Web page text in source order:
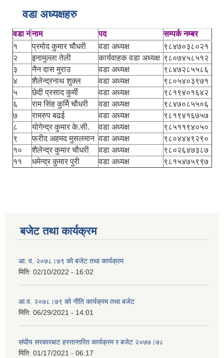
वडा अध्यक्षहरु
वडा नंनाम पद
सम्पर्क नम्बर
१
प्रमोद कुमार चौधरी वडा अध्यक्ष
९८४७०३८०२१
२
इनामुल्ला तेली कार्यवाहक वडा अध्यक्ष ९८०७४५८५१२
३
नैन दास मुराउ वडा अध्यक्ष
९८४७२८५५८६
४
शैलेन्द्रनाथ शुक्ल वडा अध्यक्ष
९८०५४०३९७१
५
छेदी प्रसाद कुर्मी वडा अध्यक्ष
९८१९४०१६४२
६
राम सिंह कुर्मि चौधरी वडा अध्यक्ष
९८४७०८५५०६
७
रामरुप बढई वडा अध्यक्ष
९८१९४१६७५७
८
योगेन्द्र कुमार के.सी. वडा अध्यक्ष
९८५११९४०५०
९
फरीद अहमद मुसलमान वडा अध्यक्ष
९८०४४४९२९०
१०
शैलेन्द्र कुमार चौधरी वडा अध्यक्ष
९८०२६४७३८७
११
धमेन्द्र कुमार पुरी वडा अध्यक्ष ९८१५४७५९९७
बजेट तथा कार्यक्रम
आ. व. २०७८।७९ को बजेट तथा कार्यक्रम
मिति: 02/10/2022 - 16:02
आ.व. २०७८।७९ को नीति कार्यक्रम तथा बजेट
मिति: 06/29/2021 - 14:01
संघीय सरकारबाट हस्तान्तरित कार्यक्रम र बजेट २०७७।७८
मिति: 01/17/2021 - 06:17